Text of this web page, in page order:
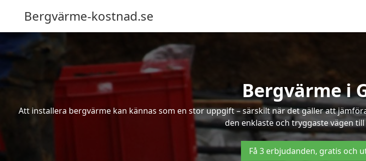
Bergvärme-kostnad.se
Bergvärme i
Att installera bergvärme kan kännas som en stor uppgift – särskilt när det gäller att
den enklaste och tryggaste vägen
Få 3 erbjudanden, gratis och